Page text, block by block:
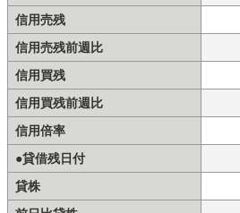
信用売残
信用売残前週比
信用買残
信用買残前週比
信用倍率
●貸借残日付
貸株